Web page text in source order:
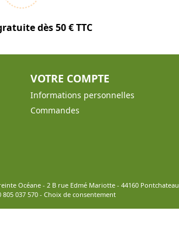
dès 50 € TTC
VOTRE COMPTE
Informations personnelles
Commandes
Océane - 2 B rue Edmé Mariotte - 44160 Pontchateau
805 037 570- Choix de consentement